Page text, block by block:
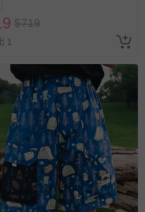
本島。如您位於離島地
需加收離島運費。廠商
地區、樓層親送等加價
資料內的查詢訂單內，
否完好，若商品遇瑕疵
見： 退貨的辦理流程。
、購物流程、付款方
商品運送方式等有疑
$719
1